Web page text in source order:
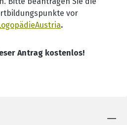
vor
.
Antrag kostenlos!